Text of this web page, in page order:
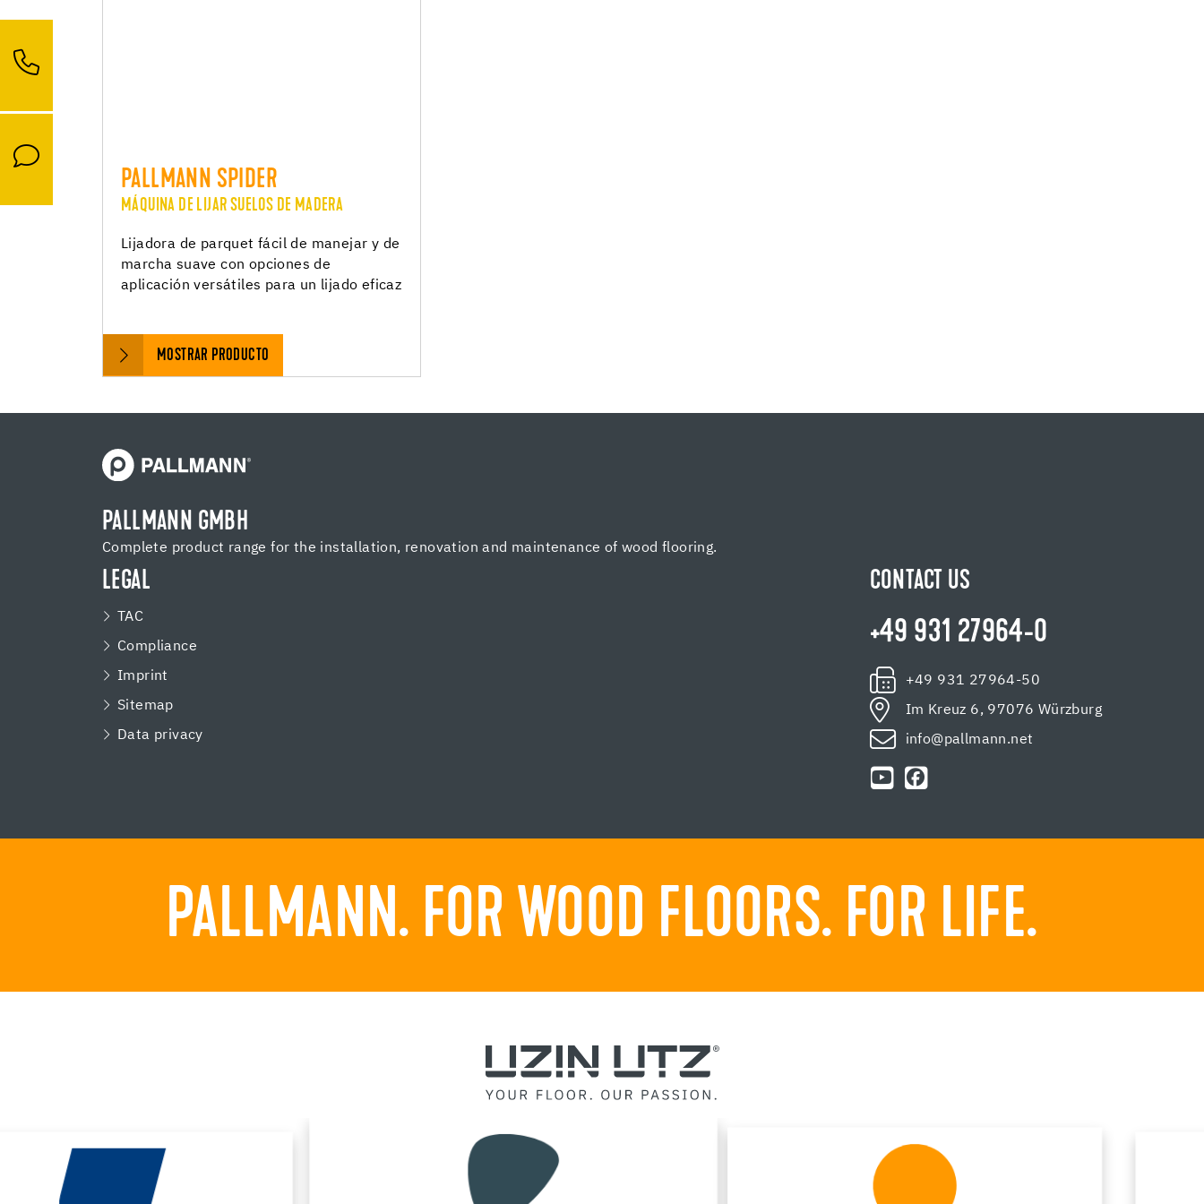
PALLMANN SPIDER
MÁQUINA DE LIJAR SUELOS DE MADERA
Lijadora de parquet fácil de manejar y de
marcha suave con opciones de
aplicación versátiles para un lijado eficaz
MOSTRAR PRODUCTO
PALLMANN GMBH
Complete product range for the installation, renovation and maintenance of wood flooring.
LEGAL
TAC
Compliance
Imprint
Sitemap
Data privacy
CONTACT US
+49 931 27964-0
+49 931 27964-50
Im Kreuz 6, 97076 Würzburg
info@pallmann.net
PALLMANN. FOR WOOD FLOORS. FOR LIFE.